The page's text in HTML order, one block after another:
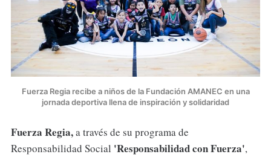
Fuerza Regia recibe a niños de la Fundación AMANEC en una
jornada deportiva llena de inspiración y solidaridad
Fuerza Regia,a través de su programa de
Responsabilidad Social 'Responsabilidad con Fuerza',